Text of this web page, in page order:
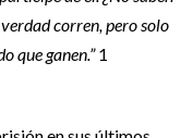
corren, pero solo
que ganen.”1